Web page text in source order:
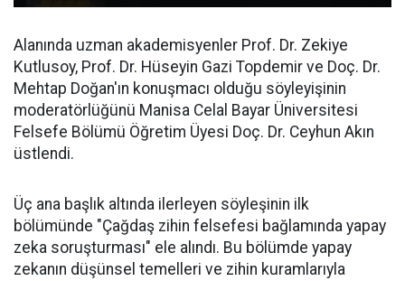
Alanında uzman akademisyenler Prof. Dr. Zekiye
Kutlusoy, Prof. Dr. Hüseyin Gazi Topdemir ve Doç. Dr.
Mehtap Doğan'ın konuşmacı olduğu söyleyişinin
moderatörlüğünü Manisa Celal Bayar Üniversitesi
Felsefe Bölümü Öğretim Üyesi Doç. Dr. Ceyhun Akın
üstlendi.
Üç ana başlık altında ilerleyen söyleşinin ilk
bölümünde "Çağdaş zihin felsefesi bağlamında yapay
zeka soruşturması" ele alındı. Bu bölümde yapay
zekanın düşünsel temelleri ve zihin kuramlarıyla